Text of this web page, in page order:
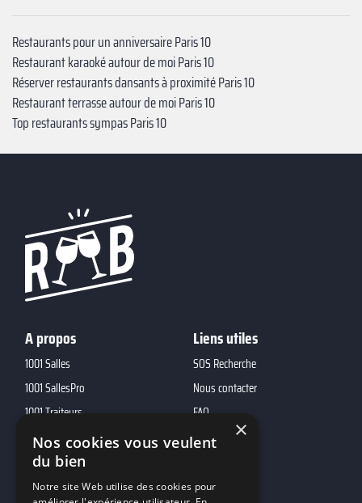
Restaurants pour un anniversaire Paris 10
Restaurant karaoké autour de moi Paris 10
Réserver restaurants dansants à proximité Paris 10
Restaurant terrasse autour de moi Paris 10
Top restaurants sympas Paris 10
A propos
1001 Salles
1001 SallesPro
1001 Traiteurs
1001 DJ
10h01
MP2
Liens utiles
SOS Recherche
Nous contacter
FAQ
×
Nos cookies vous veulent
du bien
Notre site Web utilise des cookies pour